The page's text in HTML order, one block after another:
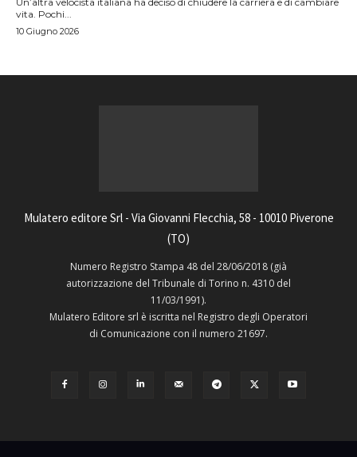
vita. Pochi...
10 Giugno 2026
Mulatero editore Srl - Via Giovanni Flecchia, 58 - 10010 Piverone
(TO)
Numero Registro Stampa 48 del 28/06/2018 (già
autorizzazione del Tribunale di Torino n. 4310 del
11/03/1991).
Mulatero Editore srl è iscritta nel Registro degli Operatori
di Comunicazione con il numero 21697.